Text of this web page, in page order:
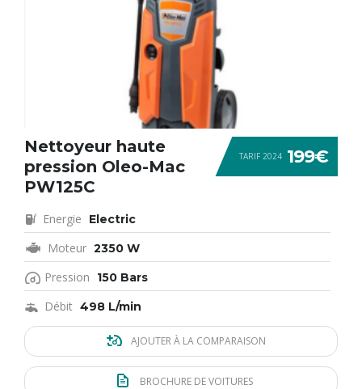
TARIF 2024 199€
Nettoyeur haute
pression Oleo-Mac
PW125C
Energie Electric
Moteur 2350 W
Pression 150 Bars
Débit 498 L/min
AJOUTER À LA COMPARAISON
BROCHURE DE VOITURES